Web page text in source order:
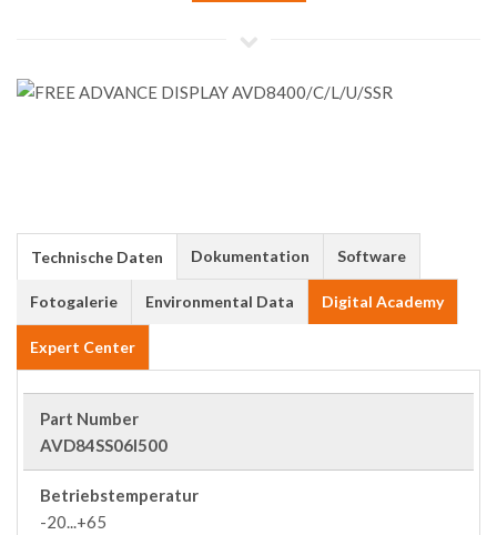
Technische Daten Dokumentation Software
Fotogalerie Environmental Data Digital Academy
Expert Center
Part Number
AVD84SS06I500
Betriebstemperatur
-20...+65